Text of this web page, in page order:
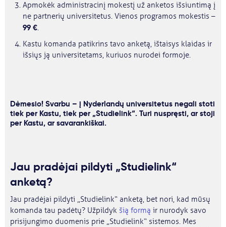
Apmokėk administracinį mokestį už anketos išsiuntimą į
ne partnerių universitetus. Vienos programos mokestis –
99 €.
Kastu komanda patikrins tavo anketą, ištaisys klaidas ir
išsiųs ją universitetams, kuriuos nurodei formoje.
Dėmesio! Svarbu – į Nyderlandų universitetus negali stoti
tiek per Kastu, tiek per „Studielink“. Turi nuspręsti, ar stoji
per Kastu, ar savarankiškai.
Jau pradėjai pildyti „Studielink“
anketą?
Jau pradėjai pildyti „Studielink“ anketą, bet nori, kad mūsų
komanda tau padėtų? Užpildyk šią formą ir nurodyk savo
prisijungimo duomenis prie „Studielink“ sistemos. Mes